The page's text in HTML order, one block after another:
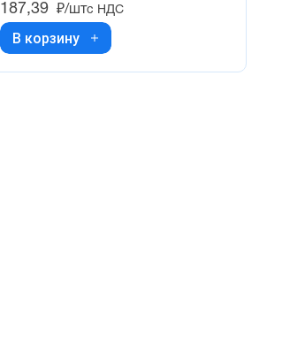
187,39 ₽/штс НДС
В корзину